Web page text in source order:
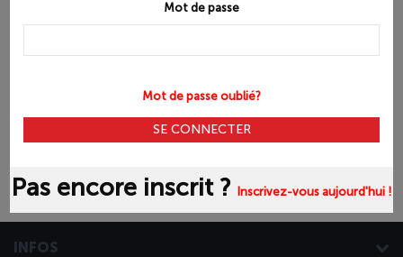
Mot de passe
Mot de passe oublié?
Pas encore inscrit ? Inscrivez-vous aujourd'hui !
INFOS